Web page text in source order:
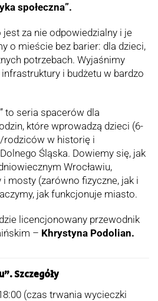
społeczna”.
jest za nie odpowiedzialny i je
o mieście bez barier: dla dzieci,
potrzebach. Wyjaśnimy
i budżetu w bardzo
to seria spacerów dla
które wprowadzą dzieci (6-
rodziców w historię i
Śląska. Dowiemy się, jak
Wrocławiu,
mosty (zarówno fizyczne, jak i
jak funkcjonuje miasto.
licencjonowany przewodnik
– Khrystyna Podolian.
Szczegóły
(czas trwania wycieczki